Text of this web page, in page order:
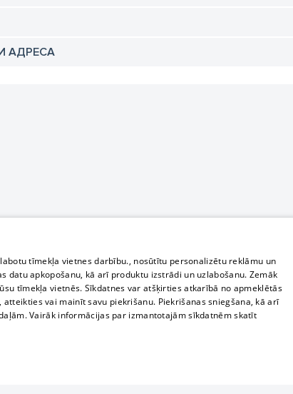
АДРЕСА
tīmekļa vietnes darbību., nosūtītu personalizētu reklāmu un
apkopošanu, kā arī produktu izstrādi un uzlabošanu. Zemāk
tīmekļa vietnēs. Sīkdatnes var atšķirties atkarībā no apmeklētās
vai mainīt savu piekrišanu. Piekrišanas sniegšana, kā arī
Vairāk informācijas par izmantotajām sīkdatnēm skatīt